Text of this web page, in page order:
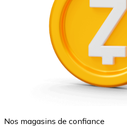
Nos magasins de confiance